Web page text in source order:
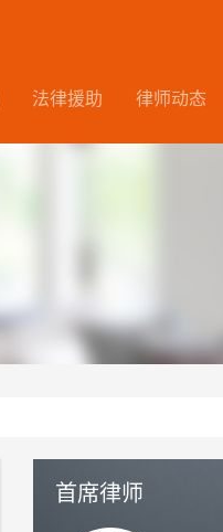
法律援助 律师动态
首席律师